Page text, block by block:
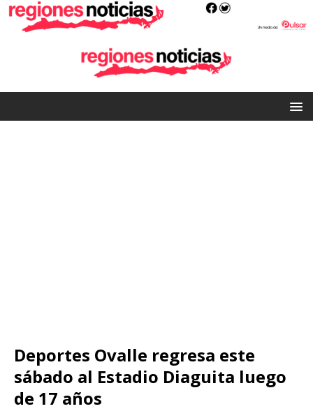
Deportes Ovalle regresa este
sábado al Estadio Diaguita luego
de 17 años